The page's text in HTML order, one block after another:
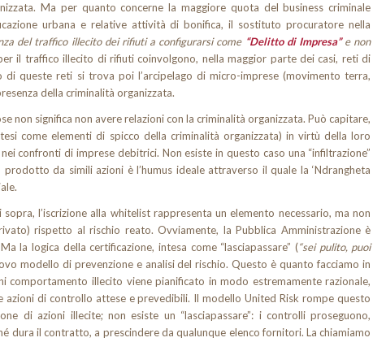
Ma per quanto concerne la maggiore quota del business criminale
urbana e relative attività di bonifica, il sostituto procuratore nella
del traffico illecito dei rifiuti a configurarsi come “Delitto di Impresa”e non
il traffico illecito di rifiuti coinvolgono, nella maggior parte dei casi, reti di
queste reti si trova poi l’arcipelago di micro-imprese (movimento terra,
della criminalità organizzata.
non significa non avere relazioni con la criminalità organizzata. Può capitare,
come elementi di spicco della criminalità organizzata) in virtù della loro
confronti di imprese debitrici. Non esiste in questo caso una “infiltrazione”
da simili azioni è l’humus ideale attraverso il quale la ‘Ndrangheta
l’iscrizione alla whitelist rappresenta un elemento necessario, ma non
rispetto al rischio reato. Ovviamente, la Pubblica Amministrazione è
la logica della certificazione, intesa come “lasciapassare” (“sei pulito, puoi
modello di prevenzione e analisi del rischio. Questo è quanto facciamo in
comportamento illecito viene pianificato in modo estremamente razionale,
di controllo attese e prevedibili. Il modello United Risk rompe questo
di azioni illecite; non esiste un “lasciapassare”: i controlli proseguono,
dura il contratto, a prescindere da qualunque elenco fornitori. La chiamiamo